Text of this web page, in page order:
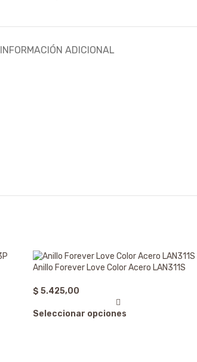
INFORMACIÓN ADICIONAL
Anillo Forever Love Color Acero LAN311S
$ 5.425,00
Seleccionar opciones